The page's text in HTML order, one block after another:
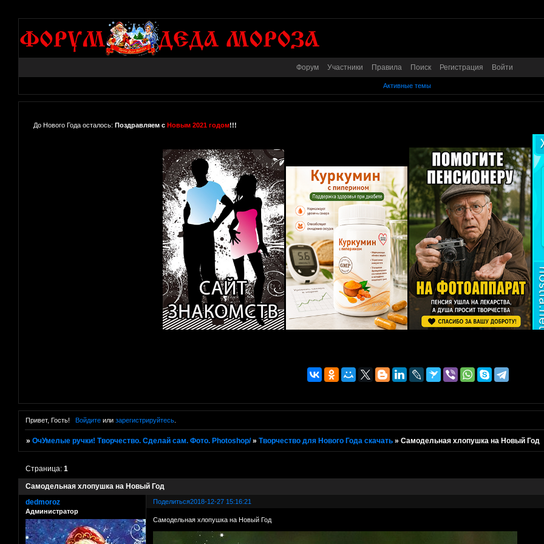
Форум Участники Правила Поиск Регистрация Войти
Активные темы
До Нового Года осталось: Поздравляем с Новым 2021 годом!!!
Привет, Гость! Войдитеили зарегистрируйтесь.
»ОчУмелые ручки! Творчество. Сделай сам. Фото. Photoshop/ »Творчество для Нового Года скачать »Самодельная хлопушка на Новый Год
Самодельная хлопушка на Новый Год
Страница:1
Поделиться2018-12-27 15:16:21
dedmoroz
Администратор
Самодельная хлопушка на Новый Год